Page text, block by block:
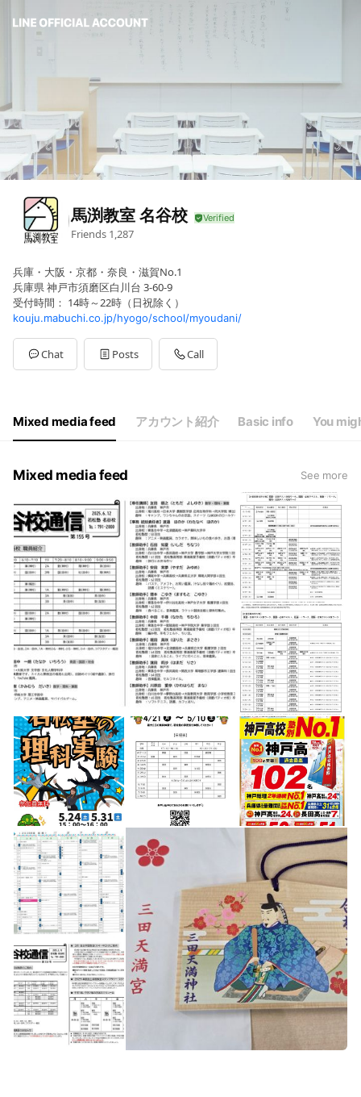
馬渕教室 名谷校
Friends 1,287
兵庫・大阪・京都・奈良・滋賀No.1
兵庫県 神戸市須磨区白川台 3-60-9
受付時間： 14時～22時（日祝除く）
kouju.mabuchi.co.jp/hyogo/school/myoudani/
Chat Posts Call
Mixed media feed アカウント紹介 Basic info You
Mixed media feed See more